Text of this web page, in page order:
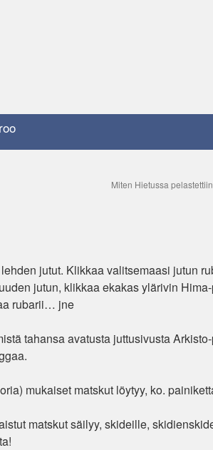
Miten Hietussa
jutut. Klikkaa valitsemaasi jutun
jutun, klikkaa ekakas ylärivin
rubarii… jne
tahansa avatusta juttusivusta
mukaiset matskut löytyy, ko.
matskut säilyy, skideille,